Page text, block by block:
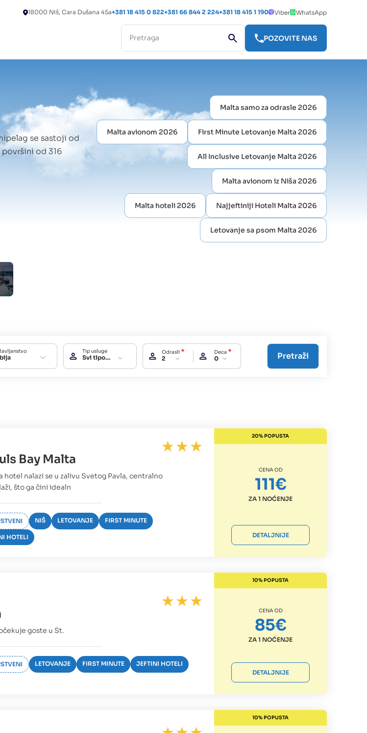
18000 Niš, Cara Dušana 45a+381 18 415 0 822+381 66 844 2 224+381 18 415 1 190 Viber WhatsApp
POZOVITE NAS
se sastoji od
od 316
Malta samo za odrasle 2026
First Minute Letovanje Malta 2026
Malta avionom 2026
All Inclusive Letovanje Malta 2026
Malta avionom iz Niša 2026
Najjeftiniji Hoteli Malta 2026
Malta hoteli 2026
Letovanje sa psom Malta 2026
Tip usluge
Svi tipovi usluga
Odrasli
2
Deca
0
Bay Malta
hotel nalazi se u zalivu Svetog Pavla, centralno
što ga čini idealn
NIŠ LETOVANJE FIRST MINUTE
HOTELI
20% POPUSTA
CENA OD
111€
ZA 1 NOĆENJE
DETALJNIJE
goste u St.
LETOVANJE FIRST MINUTE JEFTINI HOTELI
10% POPUSTA
CENA OD
85€
ZA 1 NOĆENJE
DETALJNIJE
10% POPUSTA